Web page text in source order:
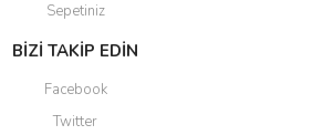
Sepetiniz
BİZİ TAKİP EDİN
Facebook
Twitter